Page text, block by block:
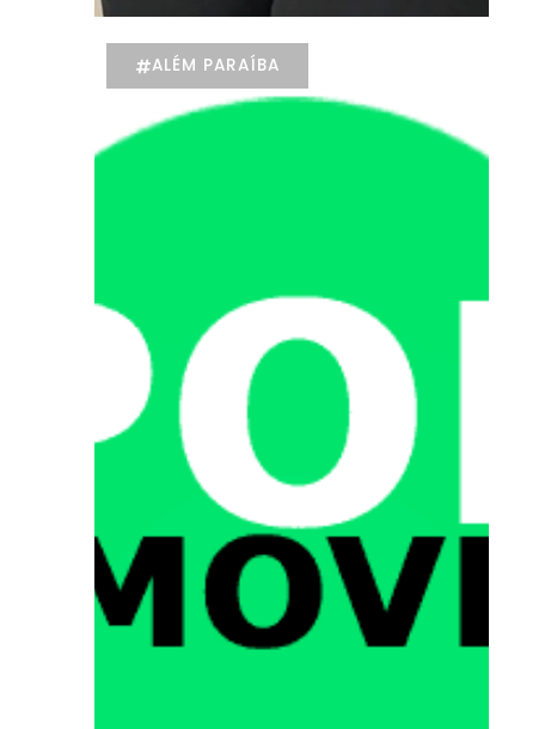
ALÉM PARAÍBA